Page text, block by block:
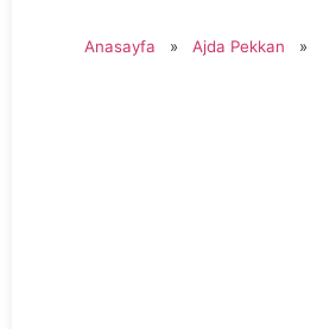
Anasayfa » Ajda Pekkan »